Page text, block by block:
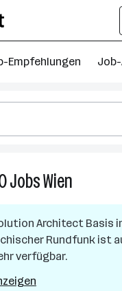
Empfehlungen
JobsWien
Jobs
in
Architect Basis
Rundfunk ist
verfügbar.